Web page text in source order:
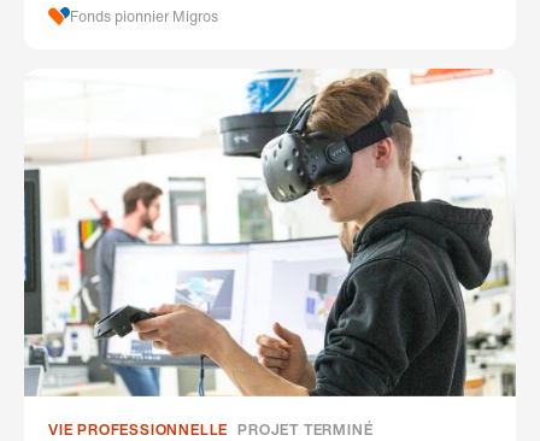
Fonds pionnier Migros
VIE PROFESSIONNELLE PROJET TERMINÉ